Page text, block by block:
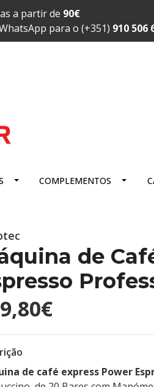
a partir de 90€
para o (+351) 910 506
COMPLEMENTOS
de
de café express Power